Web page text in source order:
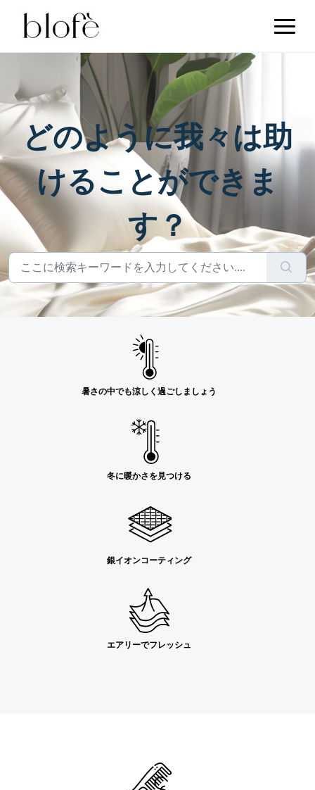
どのように我々は助
けることができま
す？
暑さの中でも涼しく過ごしましょう
冬に暖かさを見つける
銀イオンコーティング
エアリーでフレッシュ